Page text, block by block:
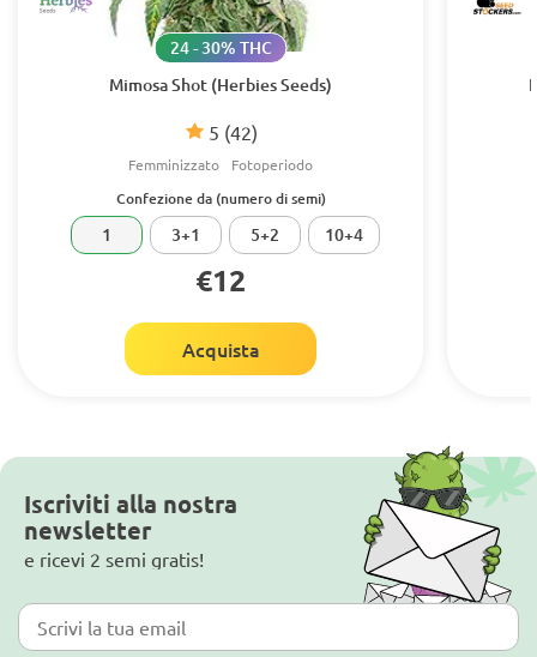
Mimosa Shot (Herbies Seeds)
5 (42)
24 - 30% THC
Femminizzato Fotoperiodo
Confezione da (numero di semi)
1 3+1 5+2 10+4
€12
Acquista
Iscriviti alla nostra
newsletter
e ricevi 2 semi gratis!